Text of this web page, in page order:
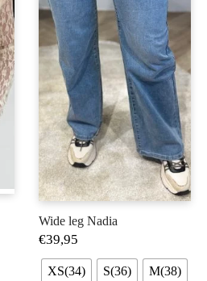
Wide leg Nadia
€39,95
XS(34) S(36) M(38)